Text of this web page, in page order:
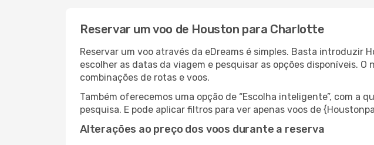
Reservar um voo de Houston para Charlotte
Reservar um voo através da eDreams é simples. Basta introduzir
escolher as datas da viagem e pesquisar as opções disponíveis.
combinações de rotas e voos.
Também oferecemos uma opção de “Escolha inteligente”, com a
pesquisa. E pode aplicar filtros para ver apenas voos de
Alterações ao preço dos voos durante a reserva